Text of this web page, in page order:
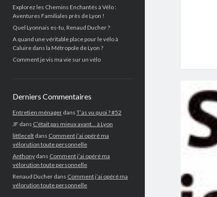
Explorez les Chemins Enchantés à Vélo :
Aventures Familiales près de Lyon !
Quel Lyonnais es-tu, Renaud Ducher ?
A quand une véritable place pour le vélo à
Caluire dans la Métropole de Lyon ?
Comment je vis ma vie sur un vélo
Derniers Commentaires
Entretien ménagerdans T’as vu quoi ? #52
JF dans C’était pas mieux avant… à Lyon
littleceltdans Comment j’ai opéré ma
vélorution toute personnelle
Anthonydans Comment j’ai opéré ma
vélorution toute personnelle
Renaud Ducherdans Comment j’ai opéré ma
vélorution toute personnelle